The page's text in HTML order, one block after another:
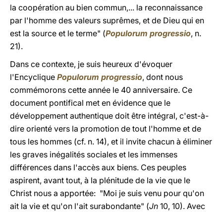
la coopération au bien commun,... la reconnaissance
par l'homme des valeurs suprêmes, et de Dieu qui en
est la source et le terme" (Populorum progressio, n.
21).
Dans ce contexte, je suis heureux d'évoquer
l'Encyclique Populorum progressio, dont nous
commémorons cette année le 40 anniversaire. Ce
document pontifical met en évidence que le
développement authentique doit être intégral, c'est-à-
dire orienté vers la promotion de tout l'homme et de
tous les hommes (cf. n. 14), et il invite chacun à éliminer
les graves inégalités sociales et les immenses
différences dans l'accès aux biens. Ces peuples
aspirent, avant tout, à la plénitude de la vie que le
Christ nous a apportée: "Moi je suis venu pour qu'on
ait la vie et qu'on l'ait surabondante" (Jn 10, 10). Avec